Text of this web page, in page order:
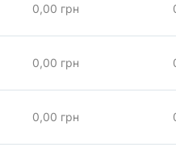
0,00 грн
0,00 грн
0,00 грн